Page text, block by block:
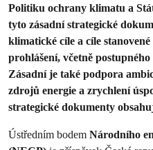
Politiku ochrany klimatu a
tyto zásadní strategické
klimatické cíle a cíle
prohlášení, včetně
Zásadní je také podpora
zdrojů energie a zrychlení
strategické dokumenty
Ústředním bodem Národního